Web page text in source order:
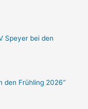
Speyer bei den
den Frühling 2026“